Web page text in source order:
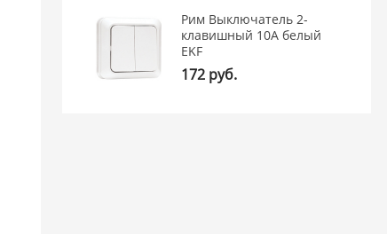
Рим Выключатель 2-
клавишный 10А белый
EKF
172 руб.